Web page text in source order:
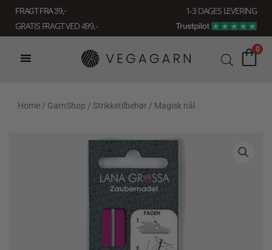
indholdet
FRAGT FRA 39, -
1-3 DAGES LEVERING
GRATIS FRAGT VED 499,-
0
Home / GarnShop / Strikketilbehør / Magisk nål